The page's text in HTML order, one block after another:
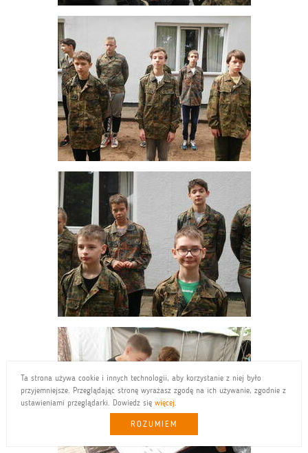
Ta strona używa cookie i innych technologii, aby korzystanie z niej było
przyjemniejsze. Przeglądając stronę wyrażasz zgodę na ich używanie, zgodnie z
ustawieniami przeglądarki. Dowiedz się więcej.
ROZUMIEM